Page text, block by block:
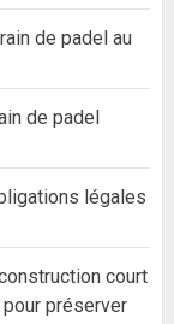
de padel au
de padel
légales
court
préserver